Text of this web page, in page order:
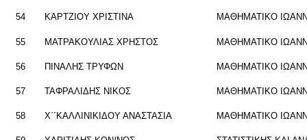
54 ΚΑΡ­ΤΖΙΟΥ ΧΡΙ­ΣΤΙ­ΝΑ ΜΑ­ΘΗ­ΜΑ­ΤΙ­ΚΟ
55 ΜΑ­ΤΡΑ­ΚΟΥ­ΛΙΑΣ ΧΡΗ­ΣΤΟΣ ΜΑ­ΘΗ­ΜΑ­ΤΙ­ΚΟ
56 ΠΙ­ΝΑ­ΛΗΣ ΤΡΥ­ΦΩΝ ΜΑ­ΘΗ­ΜΑ­ΤΙ­ΚΟ
57 ΤΑ­ΦΡΑ­ΛΙ­ΔΗΣ ΝΙΚΟΣ ΜΑ­ΘΗ­ΜΑ­ΤΙ­ΚΟ
58 Χ΄΄ΚΑΛ­ΛΙ­ΝΙ­ΚΙ­ΔΟΥ ΑΝΑ­ΣΤΑ­ΣΙΑ ΜΑ­ΘΗ­ΜΑ­ΤΙ­ΚΟ